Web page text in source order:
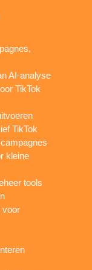
AI-analyse
TikTok
TikTok
kleine
tools
voor